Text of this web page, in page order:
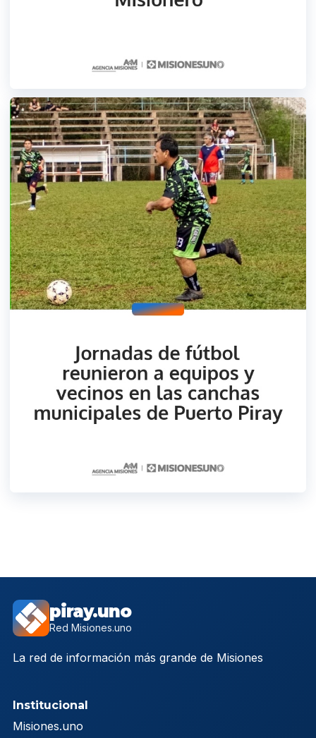
piray.uno
Red Misiones.uno
La red de información más grande de Misiones
Institucional
Misiones.uno